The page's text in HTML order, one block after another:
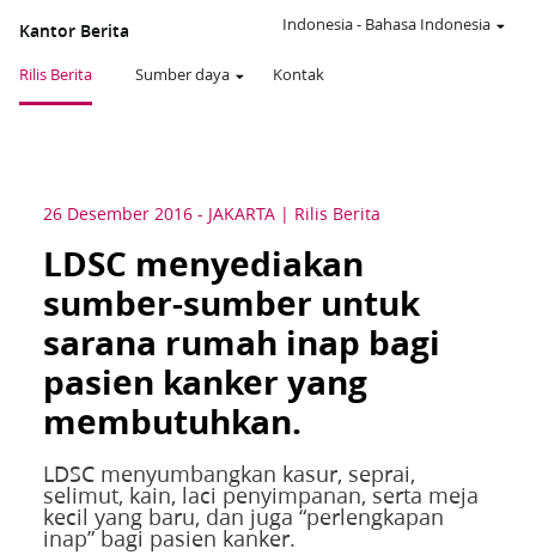
Kantor Berita
Rilis Berita Sumber daya Kontak
Indonesia- Bahasa Indonesia
26 Desember 2016 - JAKARTA Rilis Berita
LDSC menyediakan
sumber-sumber untuk
sarana rumah inap bagi
pasien kanker yang
membutuhkan.
LDSC menyumbangkan kasur, seprai,
selimut, kain, laci penyimpanan, serta meja
kecil yang baru, dan juga “perlengkapan
inap” bagi pasien kanker.